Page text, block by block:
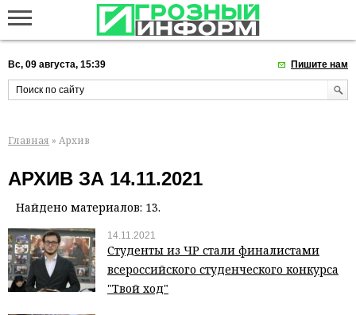
Вс, 09 августа, 15:39 Пишите нам
Главная » Архив
АРХИВ ЗА 14.11.2021
Найдено материалов: 13.
14.11.2021
Студенты из ЧР стали финалистами
всероссийского студенческого конкурса
"Твой ход"